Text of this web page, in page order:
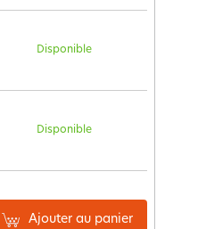
Disponible
Disponible
Ajouter au panier